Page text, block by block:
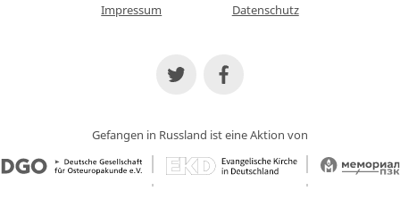
Impressum
Datenschutz
Gefangen in Russland ist eine Aktion von